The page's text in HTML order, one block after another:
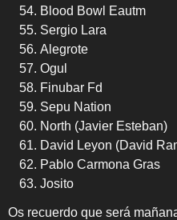
Blood Bowl Eautm
Sergio Lara
Alegrote
Ogul
Finubar Fd
Sepu Nation
North (Javier Esteban)
David Leyon (David
Pablo Carmona Gras
Josito
Os recuerdo que será